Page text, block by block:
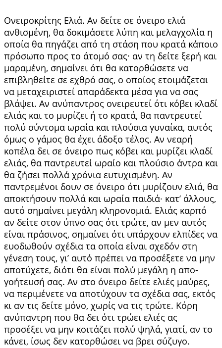
Ονειροκρίτης Ελιά. Αν δείτε σε όνειρο ελιά
ανθισμένη, θα δο­κιμάσετε λύπη και μελαγχολία η
οποία θα πη­γάζει από τη στάση που κρατά κάποιο
πρόσωπο προς το άτομό σας· αν τη δείτε ξερή και
μαρα­μένη, σημαίνει ότι θα κατορθώσετε να
επιβλη­θείτε σε εχθρό σας, ο οποίος ετοιμάζεται
να με­ταχειριστεί απαράδεκτα μέσα για να σας
βλάψει. Αν ανύπαντρος ονειρευτεί ότι κόβει κλαδί
ελιάς και το μυρίζει ή το κρατά, θα παντρευτεί
πολύ σύντομα ωραία και πλούσια γυναίκα, αυτός
όμως ο γάμος θα έχει άδοξο τέλος. Αν νεαρή
κοπέλα δει σε όνειρο πως κόβει και μυρίζει κλαδί
ελιάς, θα παντρευτεί ωραίο και πλούσιο άντρα και
θα ζήσει πολλά χρόνια ευτυχισμένη. Αν
παντρεμέ­νοι δουν σε όνειρο ότι μυρίζουν ελιά, θα
απο­κτήσουν πολλά και ωραία παιδιά∙ κατ’ άλλους,
αυτό σημαίνει μεγάλη κληρονομιά. Ελιάς καρπό
αν δείτε στον ύπνο σας ότι τρώτε, αν μεν αυτός
είναι πράσινος, σημαίνει ότι υπάρχουν ελπίδες να
ευοδωθούν σχέδια τα οποία είναι σχεδόν στη
γένεση τους, γι’ αυτό πρέπει να προσέξετε να μην
αποτύχετε, διότι θα είναι πολύ μεγάλη η απο­
γοήτευσή σας. Αν στο όνειρο δείτε ελιές μαύ­ρες,
να περιμένετε να αποτύχουν τα σχέδια σας, εκτός
κι αν τις δείτε μόνο, χωρίς να τις τρώτε. Κόρη
ανύπαντρη που θα δει ότι τρώει ελιές ας
προσέξει να μην κοιτάζει πολύ ψηλά, γιατί, αν το
κάνει, ίσως δεν κατορθώσει να βρει σύζυγο.